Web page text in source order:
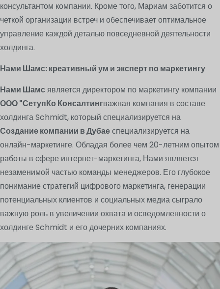
консультантом компании. Кроме того, Мариам заботится о
четкой организации встреч и обеспечивает оптимальное
управление каждой деталью повседневной деятельности
холдинга.
Нами Шамс: креативный ум и эксперт по маркетингу
Нами Шамсявляется директором по маркетингу компании
ООО "СетупКо Консалтингважная компания в составе
холдинга Schmidt, который специализируется на
Создание компании в Дубаеспециализируется на
онлайн-маркетинге. Обладая более чем 20-летним опытом
работы в сфере интернет-маркетинга, Нами является
незаменимой частью команды менеджеров. Его глубокое
понимание стратегий цифрового маркетинга, генерации
потенциальных клиентов и социальных медиа сыграло
важную роль в увеличении охвата и осведомленности о
холдинге Schmidt и его дочерних компаниях.